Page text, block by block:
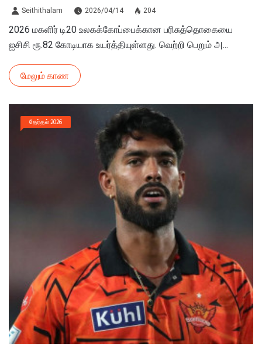
Seithithalam 2026/04/14 204
2026 மகளிர் டி20 உலகக்கோப்பைக்கான பரிசுத்தொகையை
ஐசிசி ரூ.82 கோடியாக உயர்த்தியுள்ளது. வெற்றி பெறும் அ...
மேலும் காண
தேர்தல் 2026